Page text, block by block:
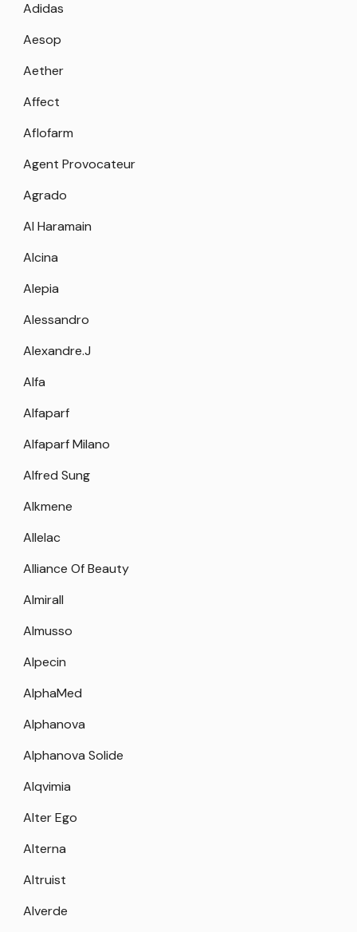
Adidas
Aesop
Aether
Affect
Aflofarm
Agent Provocateur
Agrado
Al Haramain
Alcina
Alepia
Alessandro
Alexandre.J
Alfa
Alfaparf
Alfaparf Milano
Alfred Sung
Alkmene
Allelac
Alliance Of Beauty
Almirall
Almusso
Alpecin
AlphaMed
Alphanova
Alphanova Solide
Alqvimia
Alter Ego
Alterna
Altruist
Alverde